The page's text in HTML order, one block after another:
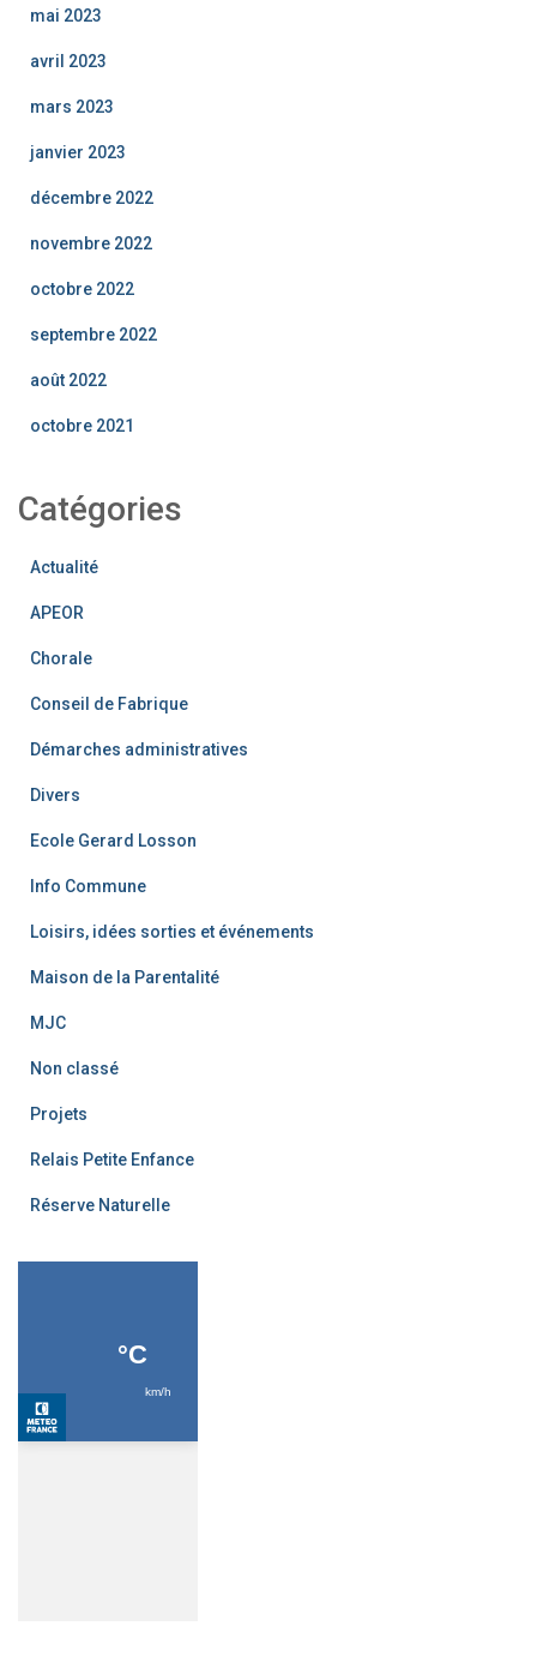
mai 2023
avril 2023
mars 2023
janvier 2023
décembre 2022
novembre 2022
octobre 2022
septembre 2022
août 2022
octobre 2021
Catégories
Actualité
APEOR
Chorale
Conseil de Fabrique
Démarches administratives
Divers
Ecole Gerard Losson
Info Commune
Loisirs, idées sorties et événements
Maison de la Parentalité
MJC
Non classé
Projets
Relais Petite Enfance
Réserve Naturelle